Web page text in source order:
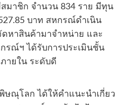
มาชิก จำนวน 834 ราย มีทุน
บาท สหกรณ์ดำเนิน
ดหาสินค้ามาจำหน่าย และ
รณ์ฯ ได้รับการประเมินชั้น
ายใน ระดับดี
ษณุโลก ได้ให้คำแนะนำเกี่ยว